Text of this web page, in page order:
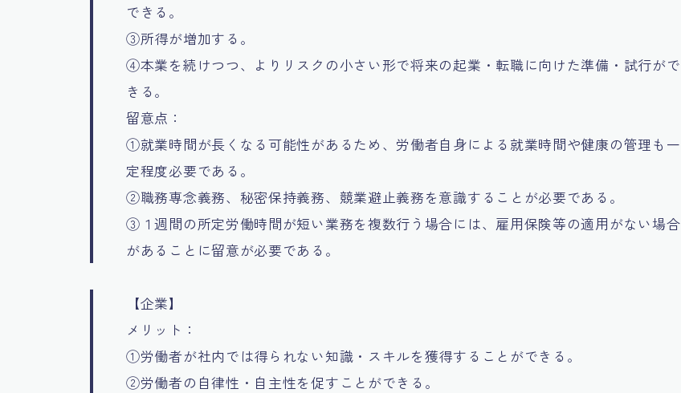
できる。
③所得が増加する。
④本業を続けつつ、よりリスクの小さい形で将来の起業・転職に向けた準備・試行がで
きる。
留意点：
①就業時間が長くなる可能性があるため、労働者自身による就業時間や健康の管理も一
定程度必要である。
②職務専念義務、秘密保持義務、競業避止義務を意識することが必要である。
③１週間の所定労働時間が短い業務を複数行う場合には、雇用保険等の適用がない場合
があることに留意が必要である。
【企業】
メリット：
①労働者が社内では得られない知識・スキルを獲得することができる。
②労働者の自律性・自主性を促すことができる。